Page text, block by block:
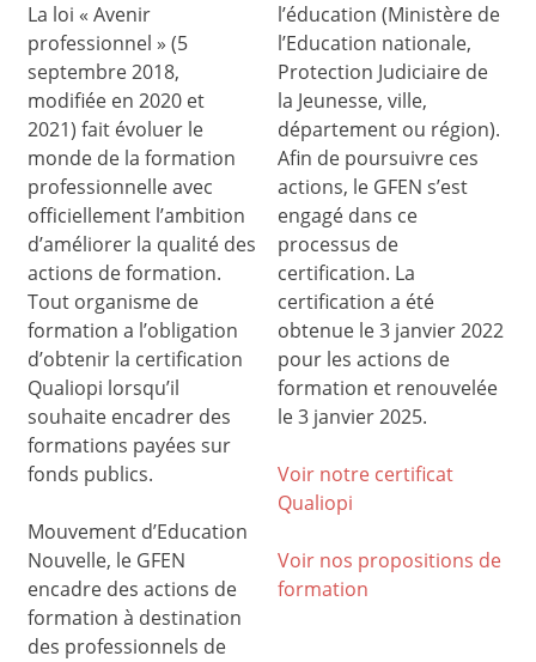
La loi « Avenir
professionnel » (5
septembre 2018,
modifiée en 2020 et
2021) fait évoluer le
monde de la formation
professionnelle avec
officiellement l’ambition
d’améliorer la qualité des
actions de formation.
Tout organisme de
formation a l’obligation
d’obtenir la certification
Qualiopi lorsqu’il
souhaite encadrer des
formations payées sur
fonds publics.
Mouvement d’Education
Nouvelle, le GFEN
encadre des actions de
formation à destination
des professionnels de
l’éducation (Ministère de
l’Education nationale,
Protection Judiciaire de
la Jeunesse, ville,
département ou région).
Afin de poursuivre ces
actions, le GFEN s’est
engagé dans ce
processus de
certification. La
certification a été
obtenue le 3 janvier 2022
pour les actions de
formation et renouvelée
le 3 janvier 2025.
Voir notre certificat
Qualiopi
Voir nos propositions de
formation